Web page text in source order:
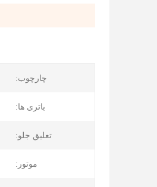
چارچوب:
باتری ها:
تعلیق جلو:
موتور: